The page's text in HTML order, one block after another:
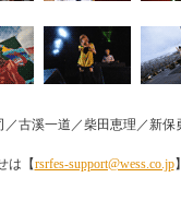
古溪一道／柴田恵理／新
は【rsrfes-support@wess.co.jp